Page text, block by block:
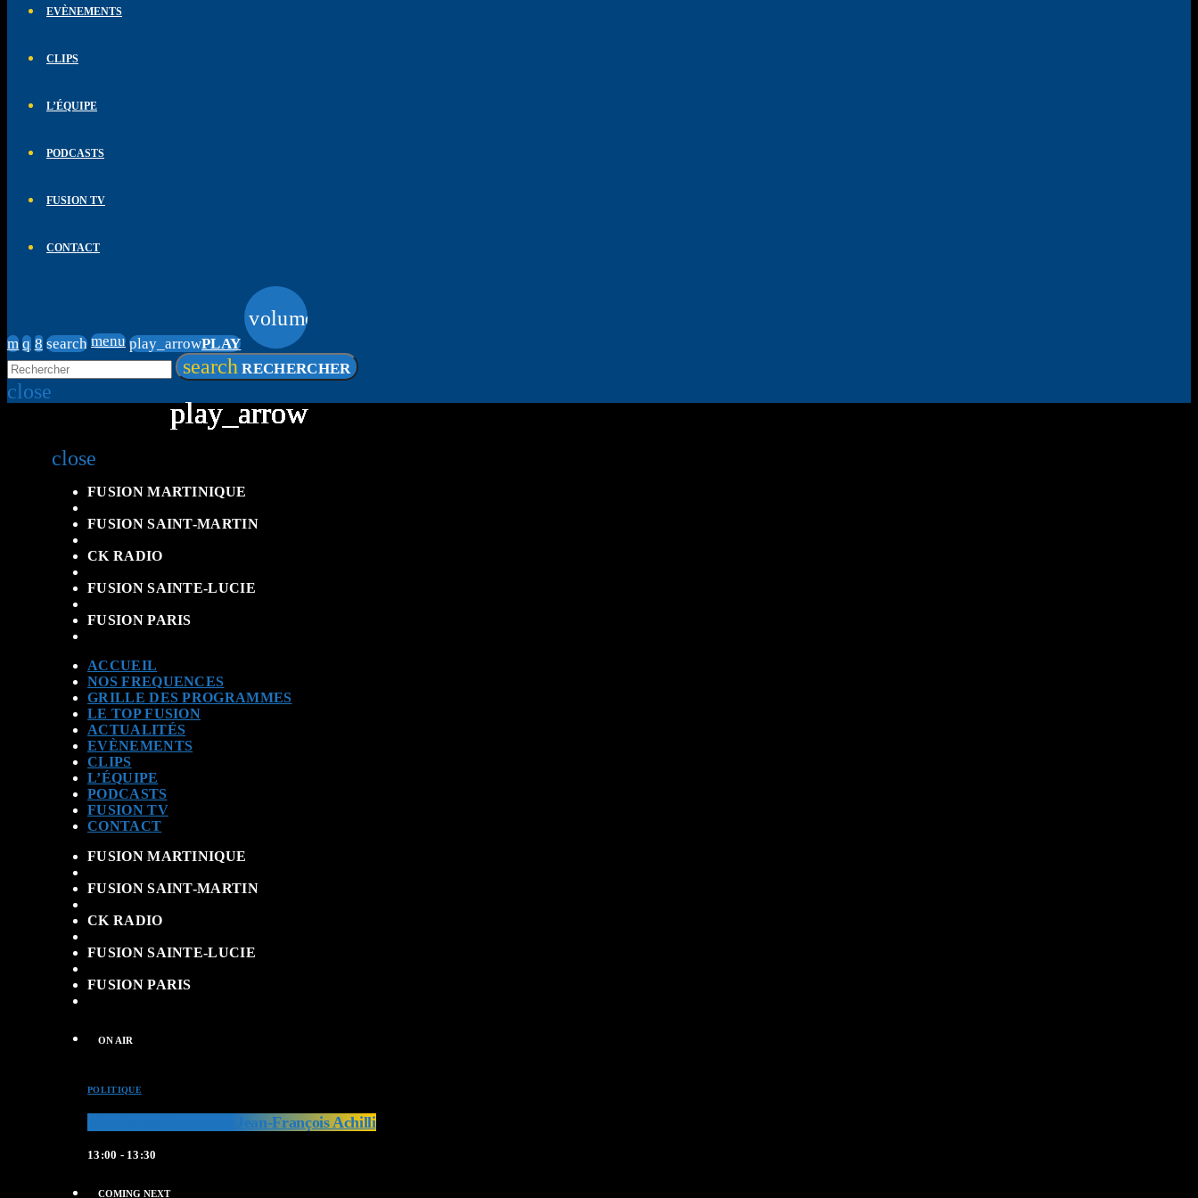
EVÈNEMENTS
CLIPS
L’ÉQUIPE
PODCASTS
FUSION TV
CONTACT
search menu play_arrowPLAY
volume_up
search RECHERCHER
close
close
play_arrow
FUSION MARTINIQUE
play_arrow
FUSION SAINT-MARTIN
play_arrow
CK RADIO
play_arrow
FUSION SAINTE-LUCIE
play_arrow
FUSION PARIS
ACCUEIL
NOS FREQUENCES
GRILLE DES PROGRAMMES
LE TOP FUSION
ACTUALITÉS
EVÈNEMENTS
CLIPS
L’ÉQUIPE
PODCASTS
FUSION TV
CONTACT
play_arrow
FUSION MARTINIQUE
play_arrow
FUSION SAINT-MARTIN
play_arrow
CK RADIO
play_arrow
FUSION SAINTE-LUCIE
play_arrow
FUSION PARIS
ON AIR
POLITIQUE
L’invité politique avec Jean-François Achilli
13:00 - 13:30
COMING NEXT